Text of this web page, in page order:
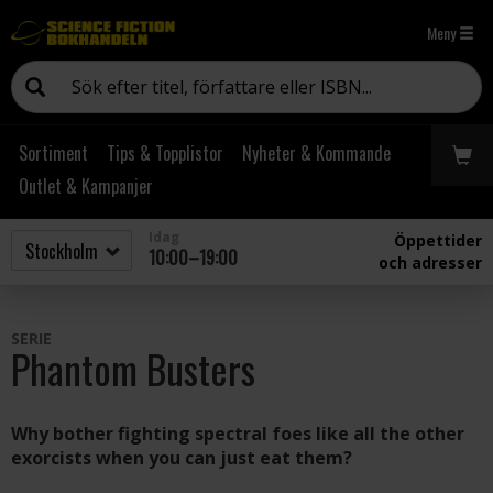
Meny
Sortiment Tips & Topplistor
Nyheter & Kommande
Outlet & Kampanjer
10:00–19:00
Öppettider
och adresser
SERIE
Phantom Busters
Why bother fighting spectral foes like all the other
exorcists when you can just eat them?